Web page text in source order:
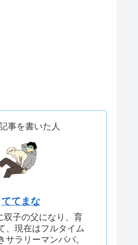
事を書いた人
ててまな
双子の父になり、育
、現在はフルタイム
サラリーマンパパ。